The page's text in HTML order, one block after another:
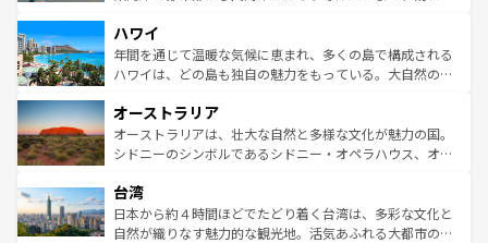
ば市内交通費無料で観光を楽しむこともできる。 なお、新
着のスイス情報はコンテンツ一覧 を参照してほしい。
のような巨大都市は、観光、ショッピング、エンターテイ
ンメントが詰まった刺激的なスポットだ。一方、アメリカ
西部には大自然が広がり、グランドキャニオンやイエロー
部のニューオーリンズでは、音楽と美食が融合した独特の
文化が魅力。旅行者はアメリカの各地域で異なる魅力を楽
しみながら、その多様性と豊かな歴史を感じることができ
ならではの贅沢な旅のスタイルだ。 なお、新着のアメリカ
情報はコンテンツ一覧を参照してほしい。
ハワイ
年間を通じて温暖な気候に恵まれ、多くの島で構成される
ハワイは、どの島も独自の魅力をもっている。大自然の神
ワイ島は見逃せない。また、定番の観光地といえばオアフ
島だが、静かな自然を求めるならマウイ島やカウアイ島が
おすすめ。エメラルドグリーンに輝く海をはじめ、豊かな
れるおもてなしの心で訪れる人々を迎えてくれるハワイの
人々、おいしいローカルフードやハワイアンミュージッ
ク、伝統的なフラダンスなど、すべてがハワイの魅力を彩
オーストラリア
オーストラリアは、壮大な自然と多様な文化が魅力の国。
シドニーのシンボルであるシドニー・オペラハウス、オー
リアリーフや大陸中央部にそびえるウルル（エアーズロッ
ク）、タスマニアの美しい原生林やケアンズの熱帯雨林な
ど、見どころがたくさん。また、カフェやワイン、オージ
台湾
日本から約４時間ほどでたどり着く台湾は、多彩な文化と
自然が織りなす魅力的な観光地。活気あふれる大都市の台